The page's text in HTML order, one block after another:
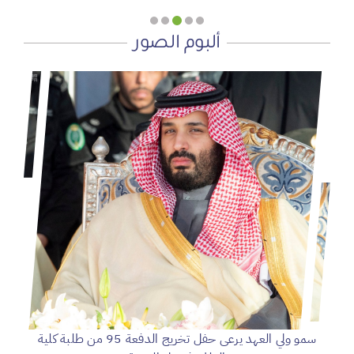
ألبوم الصور
سمو ولي العهد يرعى حفل تخريج الدفعة 95 من طلبة كلية